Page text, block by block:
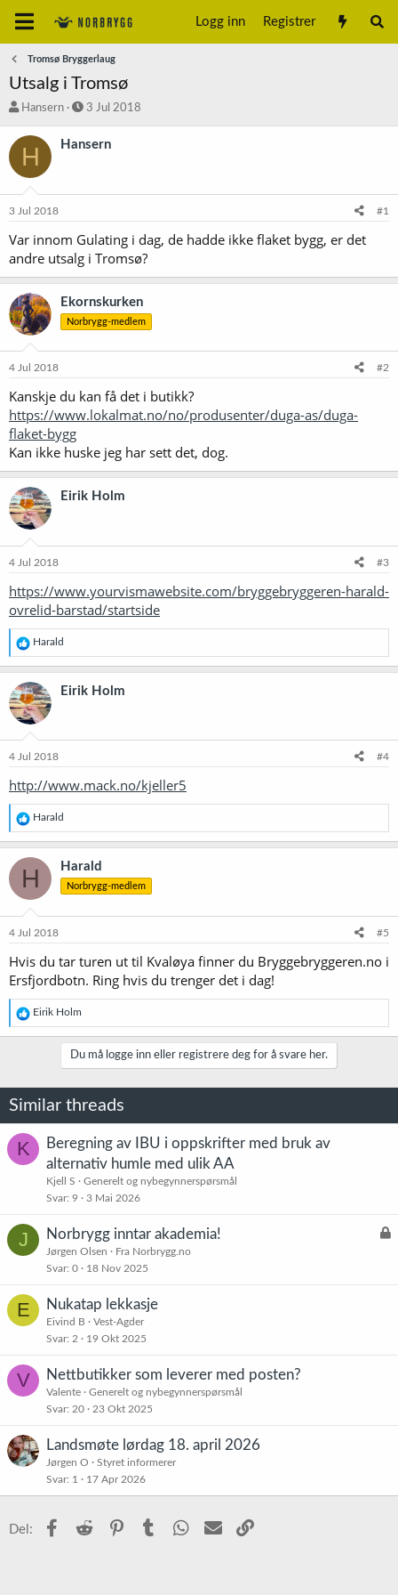
Logg inn Registrer
Tromsø Bryggerlaug
Utsalg i Tromsø
T
å
d
t
r
Hansern
S
a
o
3 Jul 2018
H Hansern
3 Jul 2018 #1
Var innom Gulating i dag, de hadde ikke flaket bygg, er det
andre utsalg i Tromsø?
Ekornskurken
Norbrygg-medlem
4 Jul 2018 #2
Kanskje du kan få det i butikk?
https://www.lokalmat.no/no/produsenter/duga-as/duga-
flaket-bygg
Kan ikke huske jeg har sett det, dog.
Eirik Holm
4 Jul 2018 #3
https://www.yourvismawebsite.com/bryggebryggeren-harald-
ovrelid-barstad/startside
R
e
a
k
s
j
o
e
:
Harald
Eirik Holm
4 Jul 2018 #4
http://www.mack.no/kjeller5
R
e
a
k
s
o
e
:
Harald
H Harald
Norbrygg-medlem
4 Jul 2018 #5
Hvis du tar turen ut til Kvaløya finner du Bryggebryggeren.no i
Ersfjordbotn. Ring hvis du trenger det i dag!
R
e
a
n
e
r
Eirik Holm
Du må logge inn eller registrere deg for å svare her.
Similar threads
K
Beregning av IBU i oppskrifter med bruk av
alternativ humle med ulik AA
Kjell S
Generelt og nybegynnerspørsmål
Svar 9 3 Mai 2026
J
L
Norbrygg inntar akademia!
Jørgen Olsen
Fra Norbrygg.no
Svar 0 18 Nov 2025
E Nukatap lekkasje
Eivind B
Vest-Agder
Svar 2 19 Okt 2025
V Nettbutikker som leverer med posten?
Valente
Generelt og nybegynnerspørsmål
Svar 20 23 Okt 2025
Landsmøte lørdag 18. april 2026
Jørgen O
Styret informerer
Svar 1 17 Apr 2026
Del: Facebook
Reddit PinterestTumblr WhatsApp
E-post